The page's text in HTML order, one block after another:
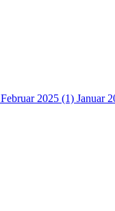
Februar 2025 (1) Januar